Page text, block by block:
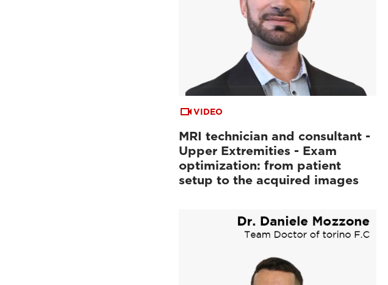
VIDEO
MRI technician and consultant -
Upper Extremities - Exam
optimization: from patient
setup to the acquired images